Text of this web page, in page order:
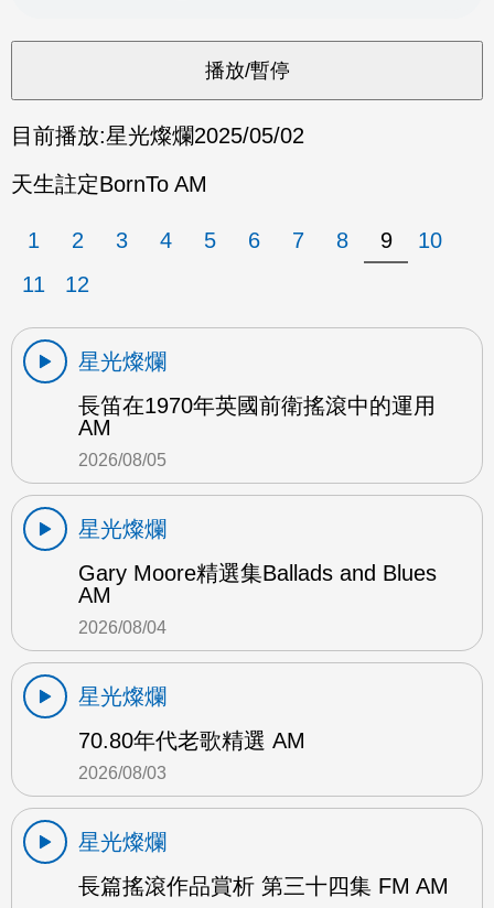
目前播放:星光燦爛2025/05/02
天生註定BornTo AM
1 2 3 4 5 6 7 8 9
10
11
12
星光燦爛
長笛在1970年英國前衛搖滾中的運用
AM
2026/08/05
星光燦爛
Gary Moore精選集Ballads and Blues
AM
2026/08/04
星光燦爛
70.80年代老歌精選 AM
2026/08/03
星光燦爛
長篇搖滾作品賞析 第三十四集 FM AM